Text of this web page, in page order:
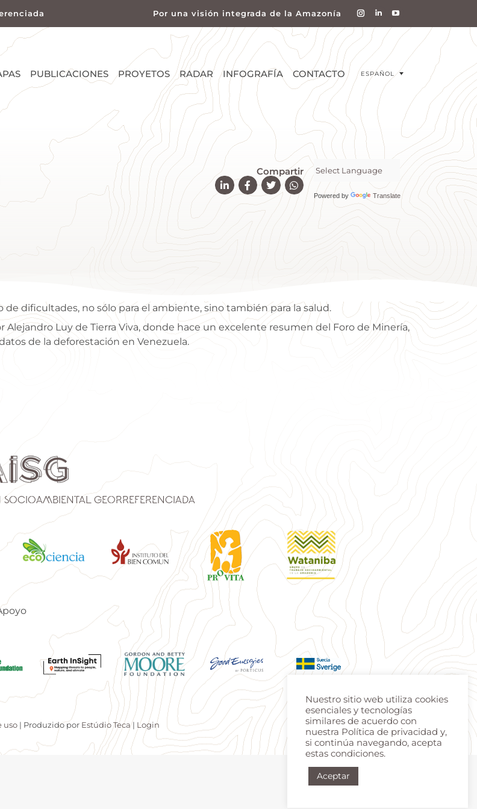
Por una visión integrada de la Amazonía
PUBLICACIONES PROYETOS RADAR INFOGRAFÍA CONTACTO ESPAÑOL
Compartir
Powered by Translate
dificultades, no sólo para el ambiente, sino también para la salud.
Luy de Tierra Viva, donde hace un excelente resumen del Foro de Minería,
de la deforestación en Venezuela.
Socioambiental Georreferenciada
uso | Produzido por Estúdio Teca| Login
Nuestro sitio web utiliza cookies
esenciales y tecnologías
similares de acuerdo con
nuestra Política de privacidad y,
si continúa navegando, acepta
estas condiciones.
Aceptar